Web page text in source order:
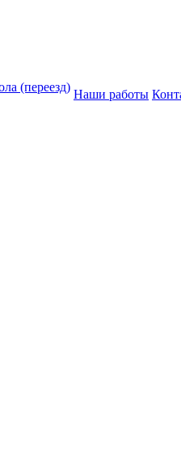
(переезд)
Наши работы